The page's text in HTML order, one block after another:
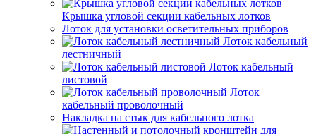
Крышка угловой секции кабельных лотков
Лоток для установки осветительных приборов
Лоток кабельный
лестничный
Лоток кабельный
листовой
Лоток
кабельный проволочный
Накладка на стык для кабельного лотка